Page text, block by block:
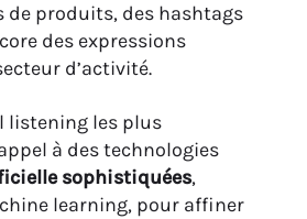
de produits, des hashtags
des expressions
d’activité.
listening les plus
à des technologies
sophistiquées,
learning, pour affiner